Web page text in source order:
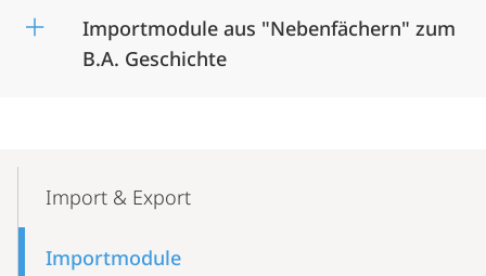
Importmodule aus "Nebenfächern" zum
B.A. Geschichte
NavigationImport & Export
Importmodule